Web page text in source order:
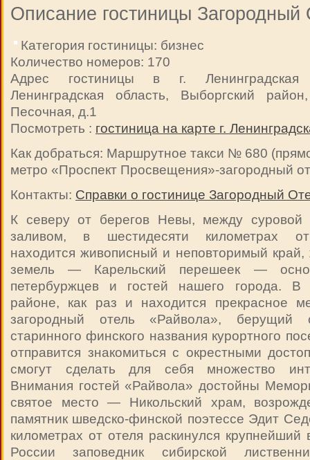
Описание гостиницы Загородный
Категория гостиницы: бизнес
Количество номеров: 170
Адрес гостиницы в г. Ленинградская
Ленинградская область, Выборгский
Песочная, д.1
Посмотреть : гостиница на карте г.
Как добраться: Маршрутное такси № 680
метро «Проспект Просвещения»-загородный
Контакты: Справки о гостинице Загородный
К северу от берегов Невы, между суровой
заливом, в шестидесяти километрах от
находится живописный и неповторимый
земель — Карельский перешеек —
петербуржцев и гостей нашего города. В
районе, как раз и находится прекрасное
загородный отель «Райвола», берущий
старинного финского названия курортного
отправится знакомиться с окрестными
смогут сделать для себя множество
Внимания гостей «Райвола» достойны
святое место — Никольский храм,
памятник шведско-финской поэтессе Эдит
километрах от отеля раскинулся крупнейший
России заповедник сибирской